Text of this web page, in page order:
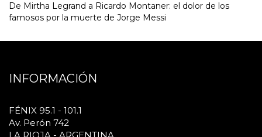
De Mirtha Legrand a Ricardo Montaner: el dolor de los
famosos por la muerte de Jorge Messi
INFORMACIÓN
FÉNIX 95.1 - 101.1
Av. Perón 742